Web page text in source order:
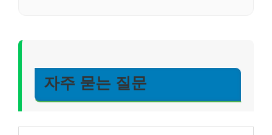
자주 묻는 질문